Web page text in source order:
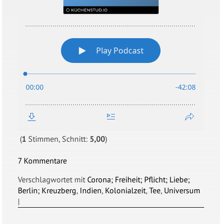
(1 Stimmen, Schnitt: 5,00)
7 Kommentare
Verschlagwortet mit Corona; Freiheit; Pflicht; Liebe;
Berlin; Kreuzberg, Indien, Kolonialzeit,Tee, Universum
|